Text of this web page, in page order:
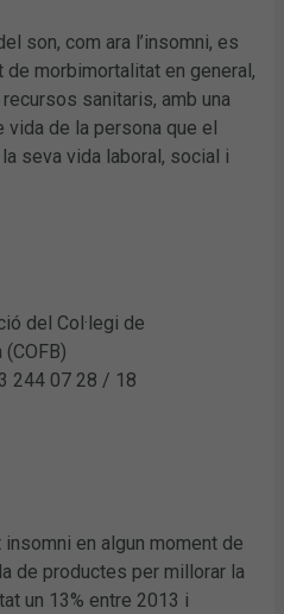
son, com ara l’insomni, es
de morbimortalitat en general,
sanitaris, amb una
de la persona que el
seva vida laboral, social i
del Col·legi de
244 07 28 / 18
en algun moment de
de productes per millorar la
un 13% entre 2013 i